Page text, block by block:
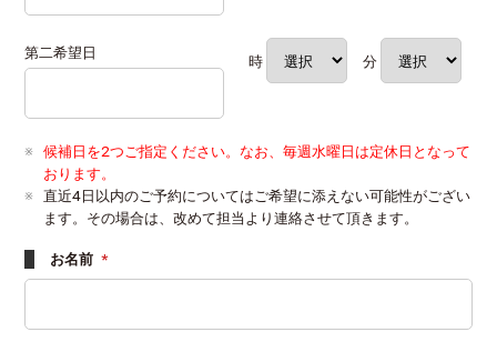
第二希望日
時 分
候補日を2つご指定ください。なお、毎週水曜日は定休日となって
おります。
直近4日以内のご予約についてはご希望に添えない可能性がござい
ます。その場合は、改めて担当より連絡させて頂きます。
お名前 *